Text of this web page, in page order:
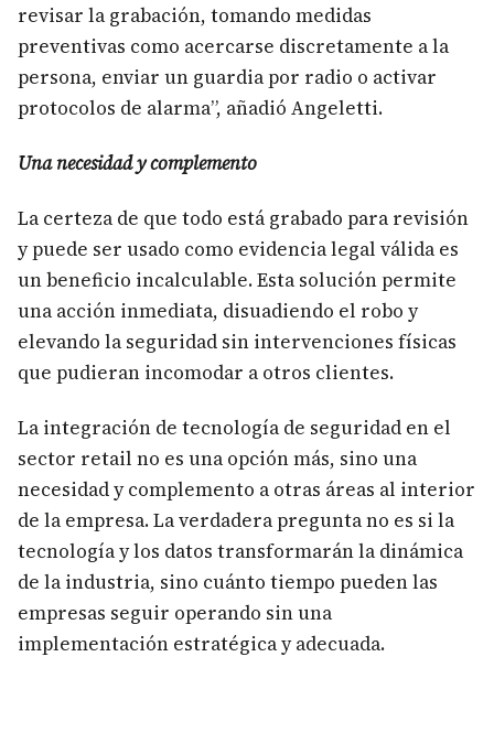
revisar la grabación, tomando medidas
preventivas como acercarse discretamente a la
persona, enviar un guardia por radio o activar
protocolos de alarma”, añadió Angeletti.
Una necesidad y complemento
La certeza de que todo está grabado para revisión
y puede ser usado como evidencia legal válida es
un beneficio incalculable. Esta solución permite
una acción inmediata, disuadiendo el robo y
elevando la seguridad sin intervenciones físicas
que pudieran incomodar a otros clientes.
La integración de tecnología de seguridad en el
sector retail no es una opción más, sino una
necesidad y complemento a otras áreas al interior
de la empresa. La verdadera pregunta no es si la
tecnología y los datos transformarán la dinámica
de la industria, sino cuánto tiempo pueden las
empresas seguir operando sin una
implementación estratégica y adecuada.